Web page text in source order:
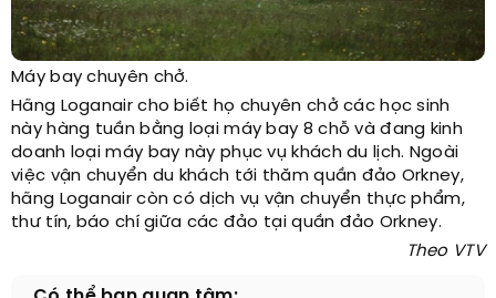
Máy bay chuyên chở.
Hãng Loganair cho biết họ chuyên chở các học sinh
này hàng tuần bằng loại máy bay 8 chỗ và đang kinh
doanh loại máy bay này phục vụ khách du lịch. Ngoài
việc vận chuyển du khách tới thăm quần đảo Orkney,
hãng Loganair còn có dịch vụ vận chuyển thực phẩm,
thư tín, báo chí giữa các đảo tại quần đảo Orkney.
Theo VTV